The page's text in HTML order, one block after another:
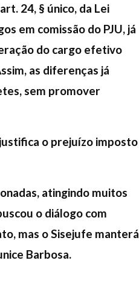
24, § único, da Lei
em comissão do PJU, já
do cargo efetivo
as diferenças já
sem promover
o prejuízo imposto
atingindo muitos
o diálogo com
mas o Sisejufe manterá
Barbosa.